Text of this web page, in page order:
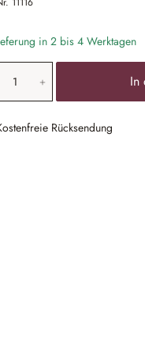
in 2 bis 4 Werktagen
Anzahl: In
Rücksendung